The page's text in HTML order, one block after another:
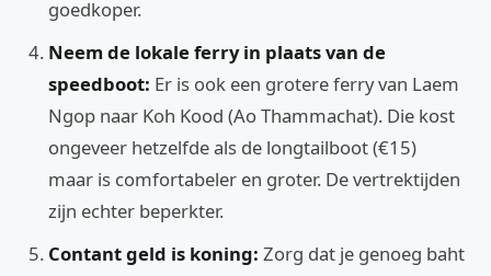
goedkoper.
Neem de lokale ferry in plaats van de
speedboot: Er is ook een grotere ferry van Laem
Ngop naar Koh Kood (Ao Thammachat). Die kost
ongeveer hetzelfde als de longtailboot (€15)
maar is comfortabeler en groter. De vertrektijden
zijn echter beperkter.
Contant geld is koning: Zorg dat je genoeg baht